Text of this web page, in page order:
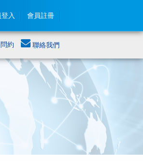
入 會員註冊
約 聯絡我們